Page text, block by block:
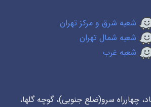
شعبه شرق و مرکز تهران
شعبه شمال تهران
شعبه غرب
چهارراه سرو(ضلع جنوبی)، گوچه گلها،